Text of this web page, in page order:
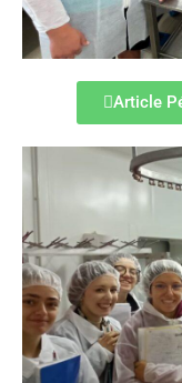
Article